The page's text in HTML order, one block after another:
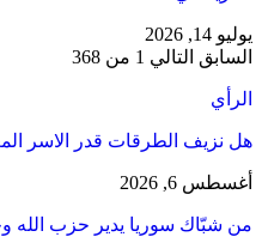
يوليو 14, 2026
السابق التالي 1 من 368
الرأي
هل نزيف الطرقات قدر الاسر
أغسطس 6, 2026
من شبّاك سوريا يدير حزب الله